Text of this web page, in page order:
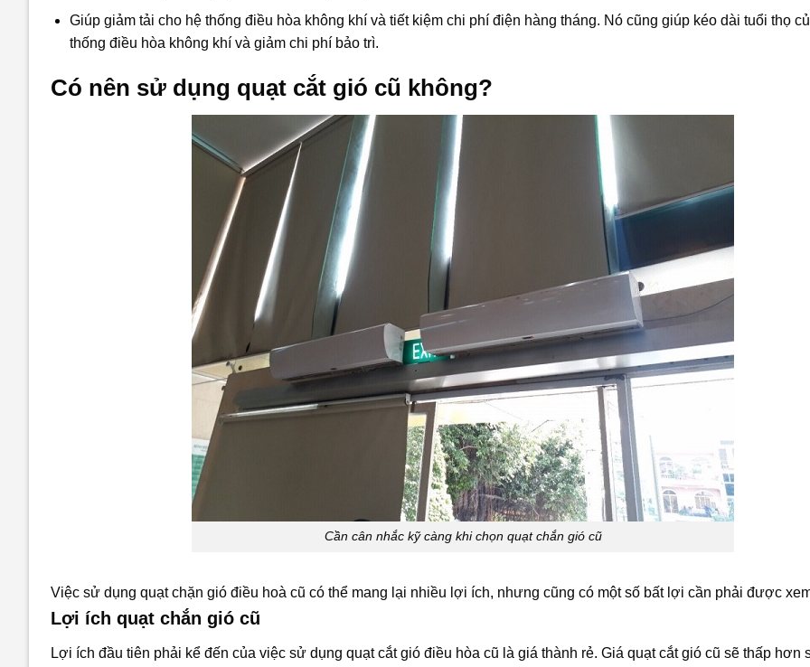
Giúp giảm tải cho hệ thống điều hòa không khí và tiết kiệm chi phí điện hàng tháng. Nó cũng giúp kéo dài tuổi thọ
thống điều hòa không khí và giảm chi phí bảo trì.
Có nên sử dụng quạt cắt gió cũ không?
Cần cân nhắc kỹ càng khi chọn quạt chắn gió cũ
Việc sử dụng quạt chặn gió điều hoà cũ có thể mang lại nhiều lợi ích, nhưng cũng có một số bất lợi cần phải được
Lợi ích quạt chắn gió cũ
Lợi ích đầu tiên phải kể đến của việc sử dụng quạt cắt gió điều hòa cũ là giá thành rẻ. Giá quạt cắt gió cũ sẽ thấp hơn